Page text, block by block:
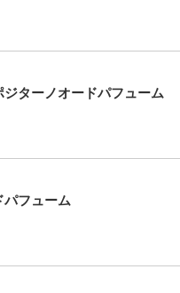
ターノオードパフューム
パフューム